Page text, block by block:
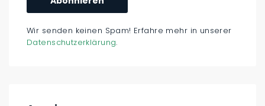
Wir senden keinen Spam! Erfahre mehr in unserer
Datenschutzerklärung.